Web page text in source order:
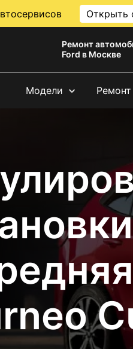
Открыть
Ремонт
Ford в Москве
Модели Ремонт